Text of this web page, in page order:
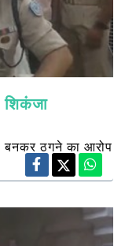
शिकंजा
बनकर ठगने का आरोप